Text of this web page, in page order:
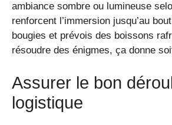
ambiance sombre ou lumineuse
renforcent l’immersion jusqu’au
bougies et prévois des boissons
résoudre des énigmes, ça donne
Assurer le bon
logistique